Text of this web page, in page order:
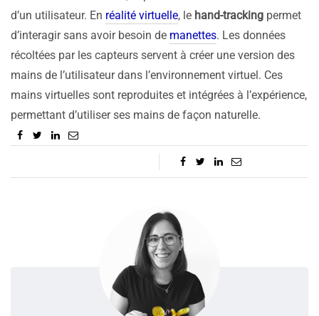
d’un utilisateur. En réalité virtuelle, le hand-tracking permet
d’interagir sans avoir besoin de manettes. Les données
récoltées par les capteurs servent à créer une version des
mains de l’utilisateur dans l’environnement virtuel. Ces
mains virtuelles sont reproduites et intégrées à l’expérience,
permettant d’utiliser ses mains de façon naturelle.